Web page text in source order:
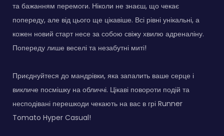
та бажанням перемоги. Ніколи не знаєш, що чекає
попереду, але від цього ще цікавіше. Всі рівні унікальні, а
кожен новий старт несе за собою свіжу хвилю адреналіну.
Попереду лише веселі та незабутні миті!
Приєднуйтеся до мандрівки, яка запалить ваше серце і
викличе посмішку на обличчі. Цікаві повороти подій та
несподівані перешкоди чекають на вас в грі Runner
Tomato Hyper Casual!